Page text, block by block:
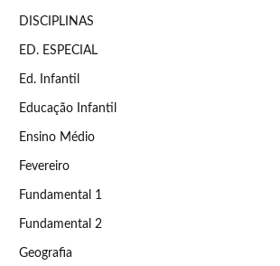
DISCIPLINAS
ED. ESPECIAL
Ed. Infantil
Educação Infantil
Ensino Médio
Fevereiro
Fundamental 1
Fundamental 2
Geografia